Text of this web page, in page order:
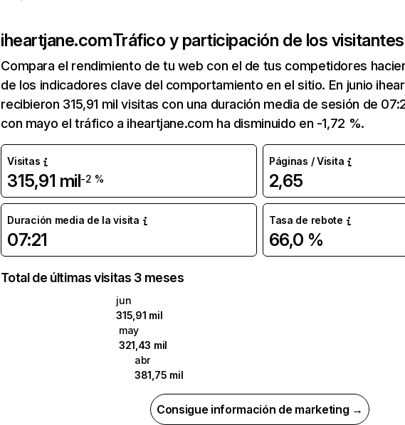
iheartjane.comTráfico y participación de los visitantes
Compara el rendimiento de tu web con el de tus competidores
de los indicadores clave del comportamiento en el sitio. En junio
recibieron 315,91 mil visitas con una duración media de sesión de
con mayo el tráfico a iheartjane.com ha disminuido en -1,72 %.
Visitas
315,91 mil-2 %
Páginas / Visita
2,65
Duración media de la visita
07:21
Tasa de rebote
66,0 %
Total de últimas visitas 3 meses
jun
315,91 mil
may
321,43 mil
abr
381,75 mil
Consigue información de marketing →